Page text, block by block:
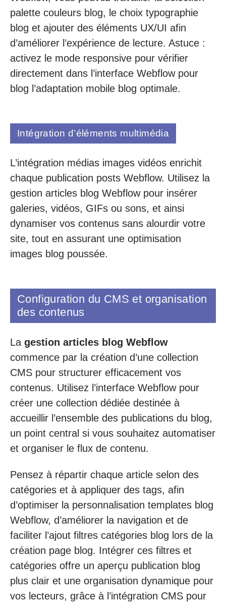
palette couleurs blog, le choix typographie
blog et ajouter des éléments UX/UI afin
d’améliorer l’expérience de lecture. Astuce :
activez le mode responsive pour vérifier
directement dans l’interface Webflow pour
blog l’adaptation mobile blog optimale.
Intégration d’éléments multimédia
L’intégration médias images vidéos enrichit
chaque publication posts Webflow. Utilisez la
gestion articles blog Webflow pour insérer
galeries, vidéos, GIFs ou sons, et ainsi
dynamiser vos contenus sans alourdir votre
site, tout en assurant une optimisation
images blog poussée.
Configuration du CMS et organisation
des contenus
La gestion articles blog Webflow
commence par la création d’une collection
CMS pour structurer efficacement vos
contenus. Utilisez l’interface Webflow pour
créer une collection dédiée destinée à
accueillir l’ensemble des publications du blog,
un point central si vous souhaitez automatiser
et organiser le flux de contenu.
Pensez à répartir chaque article selon des
catégories et à appliquer des tags, afin
d’optimiser la personnalisation templates blog
Webflow, d’améliorer la navigation et de
faciliter l’ajout filtres catégories blog lors de la
création page blog. Intégrer ces filtres et
catégories offre un aperçu publication blog
plus clair et une organisation dynamique pour
vos lecteurs, grâce à l’intégration CMS pour